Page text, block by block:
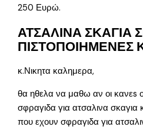
250 Ευρώ.
ΑΤΣΑΛΙΝΑ ΣΚΑΓΙΑ
ΠΙΣΤΟΠΟΙΗΜΕΝΕΣ
κ.Νικητα καλημερα,
θα ηθελα να μαθω αν οι κανεs
σφραγιδα για ατσαλινα σκαγια
που εχουν σφραγιδα για